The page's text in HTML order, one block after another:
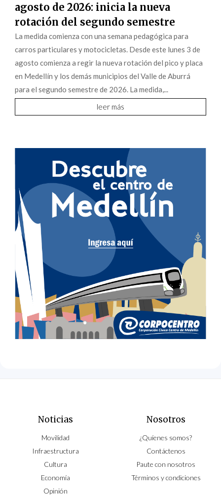
agosto de 2026: inicia la nueva
rotación del segundo semestre
La medida comienza con una semana pedagógica para
carros particulares y motocicletas. Desde este lunes 3 de
agosto comienza a regir la nueva rotación del pico y placa
en Medellín y los demás municipios del Valle de Aburrá
para el segundo semestre de 2026. La medida,...
leer más
Noticias
Movilidad
Infraestructura
Cultura
Economía
Opinión
Nosotros
¿Quíenes somos?
Contáctenos
Paute con nosotros
Términos y condiciones